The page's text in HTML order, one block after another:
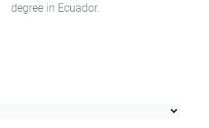
degree in Ecuador.